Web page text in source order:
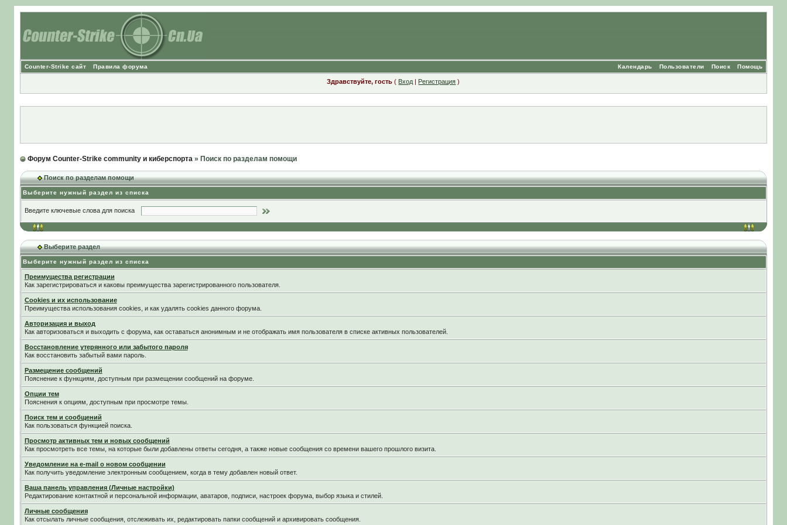
Counter-Strike сайт Правила форума Помощь
Поиск
Пользователи
Календарь
Здравствуйте, гость ( Вход | Регистрация )
Форум Counter-Strike community и киберспорта» Поиск по разделам помощи
Поиск по разделам помощи
Выберите нужный раздел из списка
Введите ключевые слова для поиска
Выберите раздел
Выберите нужный раздел из списка
Преимущества регистрации
Как зарегистрироваться и каковы преимущества зарегистрированного пользователя.
Cookies и их использование
Преимущества использования cookies, и как удалять cookies данного форума.
Авторизация и выход
Как авторизоваться и выходить с форума, как оставаться анонимным и не отображать имя пользователя в списке активных пользователей.
Восстановление утерянного или забытого пароля
Как восстановить забытый вами пароль.
Размещение сообщений
Пояснение к функциям, доступным при размещении сообщений на форуме.
Опции тем
Пояснения к опциям, доступным при просмотре темы.
Поиск тем и сообщений
Как пользоваться функцией поиска.
Просмотр активных тем и новых сообщений
Как просмотреть все темы, на которые были добавлены ответы сегодня, а также новые сообщения со времени вашего прошлого визита.
Уведомление на е-mail о новом сообщении
Как получить уведомление электронным сообщением, когда в тему добавлен новый ответ.
Ваша панель управления (Личные настройки)
Редактирование контактной и персональной информации, аватаров, подписи, настроек форума, выбор языка и стилей.
Личные сообщения
Как отсылать личные сообщения, отслеживать их, редактировать папки сообщений и архивировать сообщения.